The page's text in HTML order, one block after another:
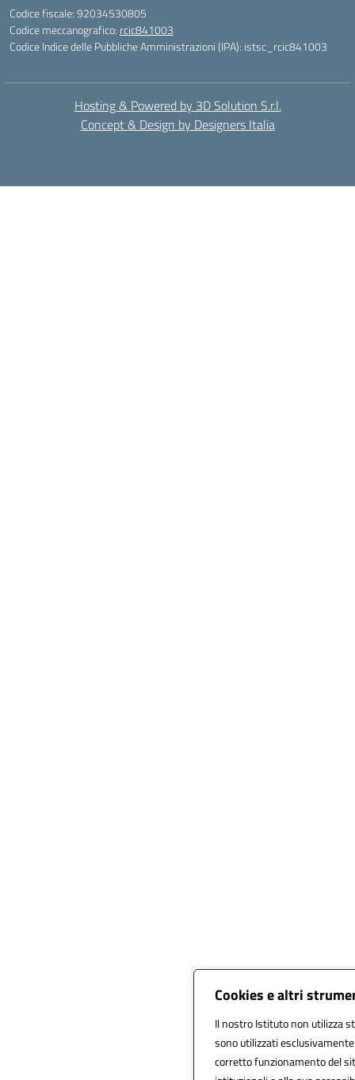
Cookies e altri
Il nostro Istituto non utilizza
sono utilizzati
corretto funzionamento del
Codice fiscale: 92034530805
Codice meccanografico: rcic841003
Codice Indice delle Pubbliche Amministrazioni (IPA): istsc_rcic841003
Hosting & Powered by 3D Solution S.r.l.
Concept & Design by Designers Italia